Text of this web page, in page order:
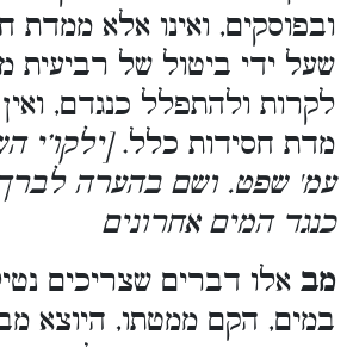
ובפוסקים, ואינו אלא ממדת
שעל ידי ביטול של רביעית
לקרות ולהתפלל כנגדם,
מדת חסידות כלל.[ילקו’י
עמ' שפט. ושם בהערה
כנגד המים אחרונים
מב אלו דברים שצריכים
במים, הקם ממטתו, היוצא